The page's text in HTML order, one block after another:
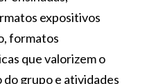
expositivos
formatos
que valorizem o
grupo e atividades